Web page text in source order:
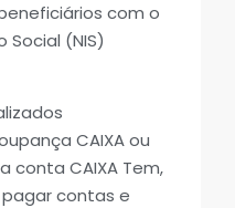
com o
(NIS)
CAIXA ou
conta CAIXA Tem,
contas e